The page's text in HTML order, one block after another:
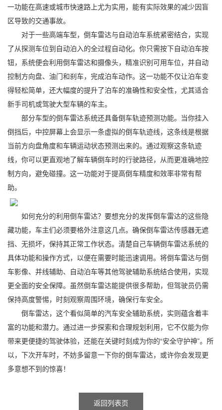
一功能在高速或城市快速路上尤为实用，能有实际效果的减少因盲
区导致的交通事故。
对于一些高端车型，倒车雷达与自动泊车系统紧密结合，实现
了从探测车位到自动泊入的全过程自动化。你只需按下自动泊车按
钮，系统便会利用倒车雷达和摄像头，精准识别可用车位，并自动
控制方向盘、油门和刹车，完成泊车动作。这一功能不仅让泊车变
得轻松简单，还大幅度的提升了泊车的准确性和安全性，尤其适合
新手司机或驾驶大型车辆的车主。
部分车型的倒车雷达系统还具备倒车轨迹预测功能。当你挂入
倒挡后，中控屏幕上会显示一条虚拟的倒车轨迹线，这条线是根据
当前方向盘角度和车辆运动状态预测出来的。通过观察这条轨迹
线，你可以更直观地了解车辆倒车时的行驶路径，从而更准确地控
制方向，避免碰撞。这一功能对于提高倒车精度和效率非常有帮
助。
如何充分的利用倒车雷达？要想充分的发挥倒车雷达的这些隐
藏功能，车主们必须要格外注意这几点。确保倒车雷达传感器无遮
挡、无损坏，保持其正常工作状态。清楚自己车辆倒车雷达系统的
具体功能和操作方式，以便在需要时能迅速调用。将倒车雷达与倒
车影像、并线辅助、自动泊车等其他驾驶辅助系统结合使用，实现
更全面的安全保障。虽然倒车雷达能提供很多帮助，但驾驶员仍需
保持高度警惕，时刻观察周围环境，确保行车安全。
倒车雷达，这个看似简单的汽车安全辅助系统，实则蕴含着丰
富的功能和潜力。通过进一步探索和合理规划利用，它不仅能为你
带来更便捷的驾驶体验，还能在关键时刻成为你的“安全守护神”。所
以，下次开车时，不妨多留意一下你的倒车雷达，或许你会发现更
多意想不到的惊喜！
返回列表页